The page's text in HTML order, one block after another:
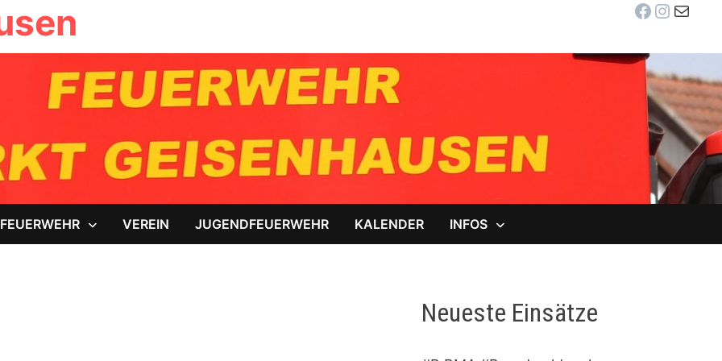
Facebook
E-Mail
FEUERWEHR VEREIN JUGENDFEUERWEHR KALENDER INFOS
Neueste Einsätze